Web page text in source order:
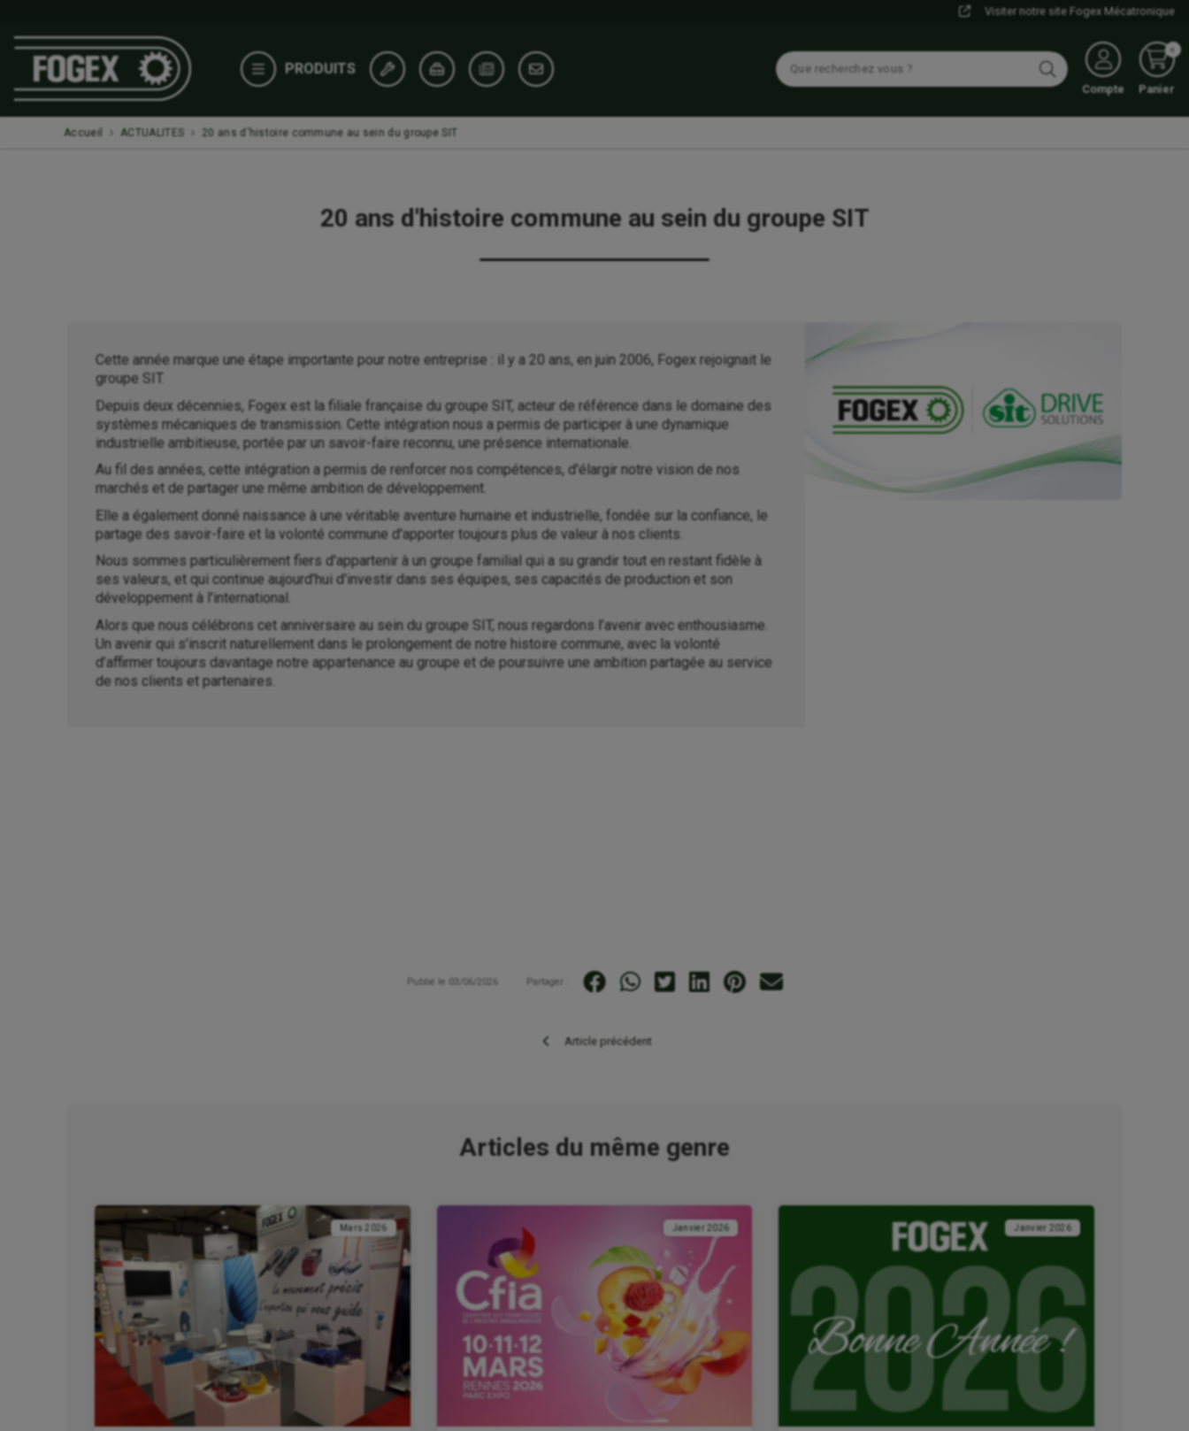
Visiter notre site Fogex Mécatronique
PRODUITS
Compte
0
Panier
Accueil ACTUALITES 20 ans d'histoire commune au sein du groupe SIT
20 ans d'histoire commune au sein du groupe SIT
Cette année marque une étape importante pour notre entreprise : il y a 20 ans, en juin 2006, Fogex rejoignait le
groupe SIT.
Depuis deux décennies, Fogex est la filiale française du groupe SIT, acteur de référence dans le domaine des
systèmes mécaniques de transmission. Cette intégration nous a permis de participer à une dynamique
industrielle ambitieuse, portée par un savoir-faire reconnu, une présence internationale.
Au fil des années, cette intégration a permis de renforcer nos compétences, d'élargir notre vision de nos
marchés et de partager une même ambition de développement.
Elle a également donné naissance à une véritable aventure humaine et industrielle, fondée sur la confiance, le
partage des savoir-faire et la volonté commune d'apporter toujours plus de valeur à nos clients.
Nous sommes particulièrement fiers d'appartenir à un groupe familial qui a su grandir tout en restant fidèle à
ses valeurs, et qui continue aujourd'hui d'investir dans ses équipes, ses capacités de production et son
développement à l'international.
Alors que nous célébrons cet anniversaire au sein du groupe SIT, nous regardons l’avenir avec enthousiasme.
Un avenir qui s’inscrit naturellement dans le prolongement de notre histoire commune, avec la volonté
d’affirmer toujours davantage notre appartenance au groupe et de poursuivre une ambition partagée au service
de nos clients et partenaires.
Publié le 03/06/2026 Partager :
Article précédent
Articles du même genre
Mars 2026 Janvier 2026 Janvier 2026